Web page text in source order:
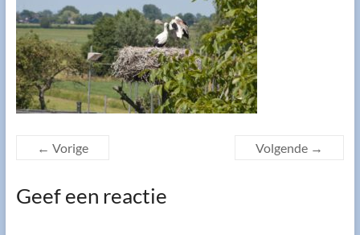
← Vorige Volgende →
Geef een reactie